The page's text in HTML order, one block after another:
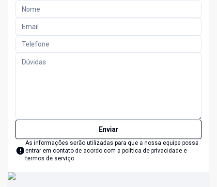
Enviar
As informações serão utilizadas para que a nossa equipe possa
entrar em contato de acordo com a política de privacidade e
termos de serviço